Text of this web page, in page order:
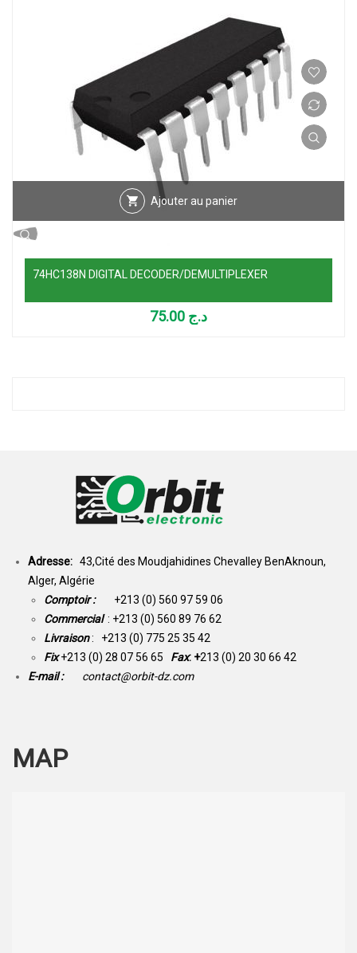
Ajouter au panier
74HC138N DIGITAL DECODER/DEMULTIPLEXER
د.ج
Adresse: 43,Cité des Moudjahidines Chevalley BenAknoun,
Alger, Algérie
Comptoir : +213 (0) 560 97 59 06
Commercial : +213 (0) 560 89 76 62
Livraison: +213 (0) 775 25 35 42
Fix +213 (0) 28 07 56 65 Fax: +213 (0) 20 30 66 42
E-mail :
contact@orbit-dz.com
MAP